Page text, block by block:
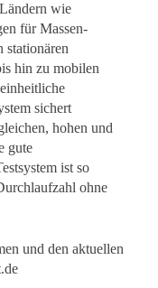
wie
für Massen-
stationären
hin zu mobilen
sichert
hohen und
gute
ist so
ohne
und den aktuellen